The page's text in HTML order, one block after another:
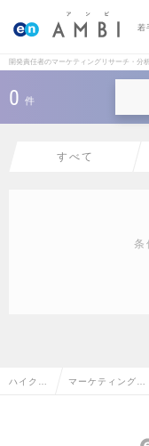
若
開発責任者のマーケティングリサーチ・分
0 件
すべて
条
ハイクラ マーケティング・